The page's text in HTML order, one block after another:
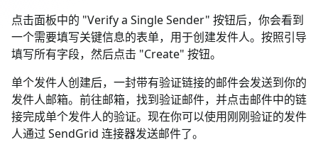
点击面板中的 "Verify a Single Sender" 按钮后，你会看到
一个需要填写关键信息的表单，用于创建发件人。按照引导
填写所有字段，然后点击 "Create" 按钮。
单个发件人创建后，一封带有验证链接的邮件会发送到你的
发件人邮箱。前往邮箱，找到验证邮件，并点击邮件中的链
接完成单个发件人的验证。现在你可以使用刚刚验证的发件
人通过 SendGrid 连接器发送邮件了。